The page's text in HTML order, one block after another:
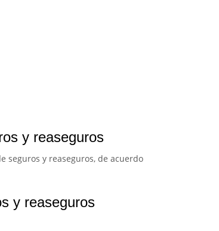
y reaseguros
seguros y reaseguros, de acuerdo
y reaseguros